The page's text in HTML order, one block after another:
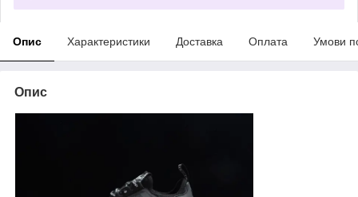
Опис Характеристики Доставка Оплата Умови
Опис